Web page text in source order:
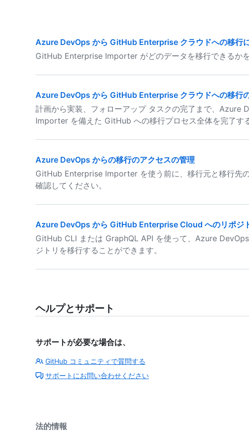
Azure DevOps から GitHub Enterprise クラウドへの移行
GitHub Enterprise Importer がどのデータを移行できるかを
Azure DevOps から GitHub Enterprise クラウドへの移行
計画から実装、フォローアップ タスクの完了まで、
Importer を備えた GitHub への移行プロセス全体を完了す
Azure DevOps からの移行のアクセスの管理
GitHub Enterprise Importer を使う前に、移行元と移行先
確認してください。
Azure DevOps から GitHub Enterprise Cloud へのリポジ
GitHub CLI または GraphQL API を使って、Azure
ジトリを移行することができます。
ヘルプとサポート
サポートが必要な場合は、
GitHub コミュニティで質問する
サポートにお問い合わせください
法的情報